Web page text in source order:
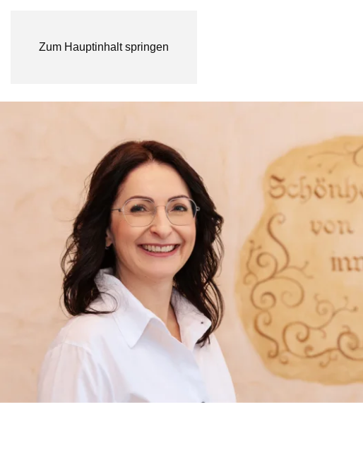
Zum Hauptinhalt springen